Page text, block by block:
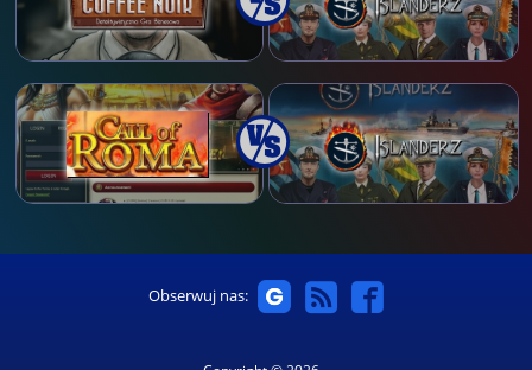
Obserwuj nas: